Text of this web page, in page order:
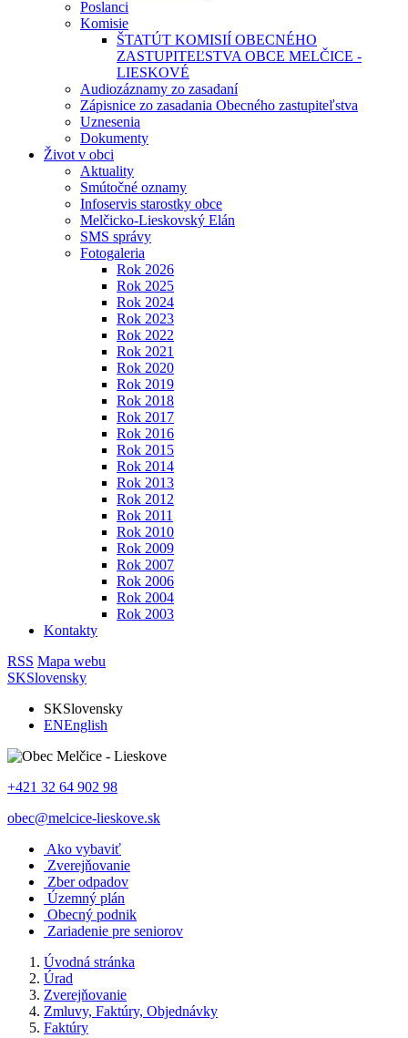
Poslanci
Komisie
ŠTATÚT KOMISIÍ OBECNÉHO
ZASTUPITEĽSTVA OBCE MELČICE -
LIESKOVÉ
Audiozáznamy zo zasadaní
Zápisnice zo zasadania Obecného zastupiteľstva
Uznesenia
Dokumenty
Život v obci
Aktuality
Smútočné oznamy
Infoservis starostky obce
Melčicko-Lieskovský Elán
SMS správy
Fotogaleria
Rok 2026
Rok 2025
Rok 2024
Rok 2023
Rok 2022
Rok 2021
Rok 2020
Rok 2019
Rok 2018
Rok 2017
Rok 2016
Rok 2015
Rok 2014
Rok 2013
Rok 2012
Rok 2011
Rok 2010
Rok 2009
Rok 2007
Rok 2006
Rok 2004
Rok 2003
Kontakty
RSS Mapa webu
SKSlovensky
SKSlovensky
ENEnglish
+421 32 64 902 98
obec@melcice-lieskove.sk
Ako vybaviť
Zverejňovanie
Zber odpadov
Územný plán
Obecný podnik
Zariadenie pre seniorov
Úvodná stránka
Úrad
Zverejňovanie
Zmluvy, Faktúry, Objednávky
Faktúry